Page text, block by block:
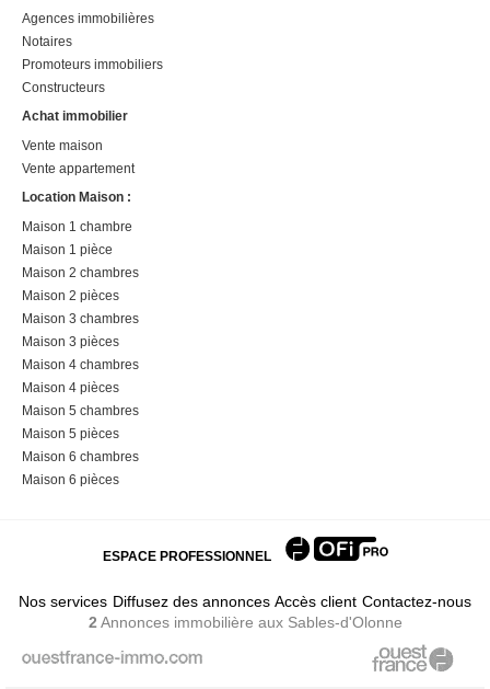
Agences immobilières
Notaires
Promoteurs immobiliers
Constructeurs
Achat immobilier
Vente maison
Vente appartement
Location Maison :
Maison 1 chambre
Maison 1 pièce
Maison 2 chambres
Maison 2 pièces
Maison 3 chambres
Maison 3 pièces
Maison 4 chambres
Maison 4 pièces
Maison 5 chambres
Maison 5 pièces
Maison 6 chambres
Maison 6 pièces
ESPACE PROFESSIONNEL
Nos services Diffusez des annonces Accès client Contactez-nous
2Annonces immobilière aux Sables-d'Olonne